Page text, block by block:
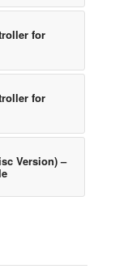
for
for
Version) –